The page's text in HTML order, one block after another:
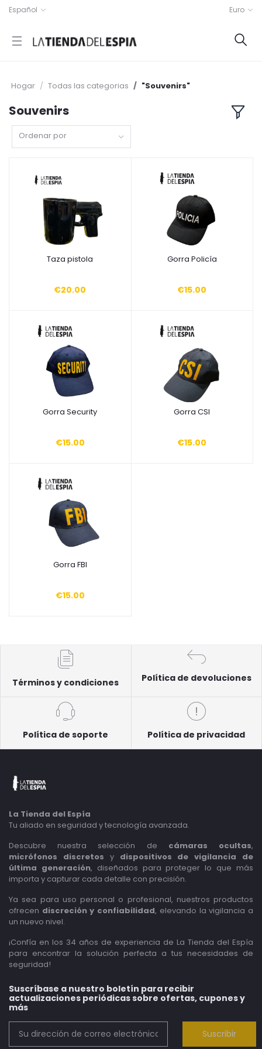
Español Euro
Hogar Todas las categorias "Souvenirs"
Souvenirs
Ordenar por
Añadir a la cesta
Taza pistola
€20.00
Añadir a la cesta
Gorra Policía
€15.00
Añadir a la cesta
Gorra Security
€15.00
Añadir a la cesta
Gorra CSI
€15.00
Añadir a la cesta
Gorra FBI
€15.00
Términos y condiciones Política de devoluciones
Política de soporte Política de privacidad
La Tienda del Espía
Tu aliado en seguridad y tecnología avanzada.
Descubre nuestra selección de cámaras ocultas,
micrófonos discretos y dispositivos de vigilancia de
última generación, diseñados para proteger lo que más
importa y capturar cada detalle con precisión.
Ya sea para uso personal o profesional, nuestros productos
ofrecen discreción y confiabilidad, elevando la vigilancia a
un nuevo nivel.
¡Confía en los 34 años de experiencia de La Tienda del Espía
para encontrar la solución perfecta a tus necesidades de
seguridad!
Suscríbase a nuestro boletín para recibir
actualizaciones periódicas sobre ofertas, cupones y
más
Suscribir